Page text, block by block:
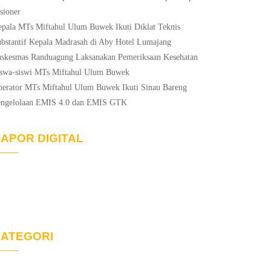
MTs Miftahul Ulum Buwek Ikuti Diklat Teknis
Kepala Madrasah di Aby Hotel Lumajang
Randuagung Laksanakan Pemeriksaan Kesehatan
siswi MTs Miftahul Ulum Buwek
MTs Miftahul Ulum Buwek Ikuti Sinau Bareng
EMIS 4.0 dan EMIS GTK
DIGITAL